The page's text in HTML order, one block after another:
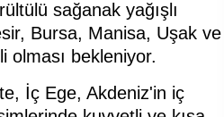
sağanak yağışlı
Bursa, Manisa, Uşak ve
olması bekleniyor.
İç Ege, Akdeniz'in iç